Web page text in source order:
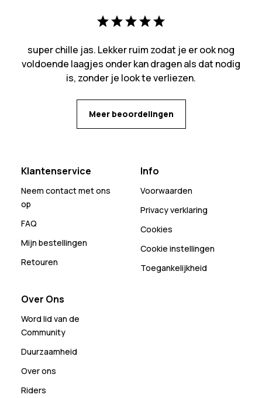
super chille jas. Lekker ruim zodat je er ook nog
voldoende laagjes onder kan dragen als dat nodig
is, zonder je look te verliezen.
Meer beoordelingen
Klantenservice
Neem contact met ons
op
FAQ
Mijn bestellingen
Retouren
Info
Voorwaarden
Privacy verklaring
Cookies
Cookie instellingen
Toegankelijkheid
Over Ons
Word lid van de
Community
Duurzaamheid
Over ons
Riders